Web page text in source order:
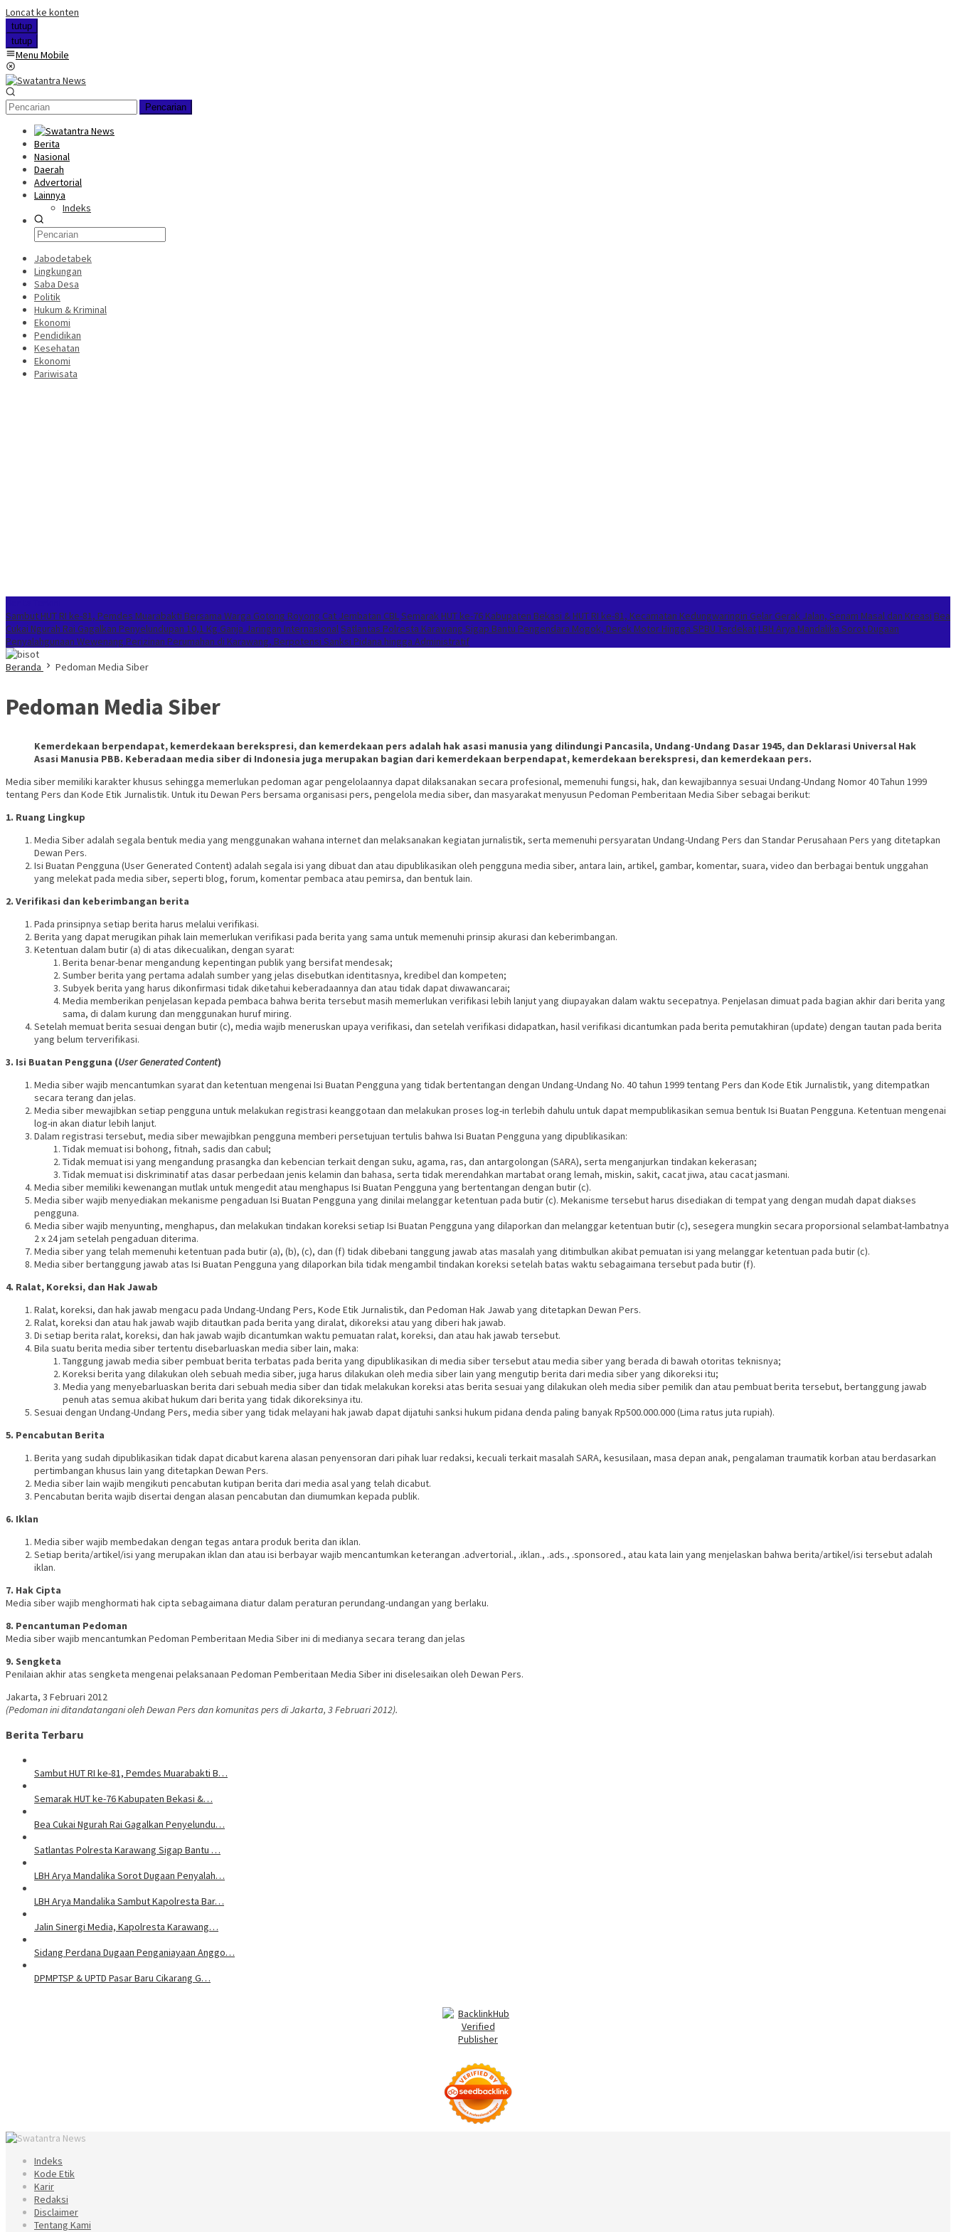
Loncat ke konten
tutup
tutup
Menu Mobile
Pencarian
Berita
Nasional
Daerah
Advertorial
Lainnya
Indeks
Jabodetabek
Lingkungan
Saba Desa
Politik
Hukum & Kriminal
Ekonomi
Pendidikan
Kesehatan
Ekonomi
Pariwisata
Sambut HUT RI ke-81, Pemdes Muarabakti Bersama Warga Gotong Royong Cat Jembatan CBLSemarak HUT ke-76 Kabupaten Bekasi & HUT RI ke-81, Kecamatan Kedungwaringin Gelar Gerak Jalan, Senam Masal dan Kreasi Bea
Cukai Ngurah Rai Gagalkan Penyelundupan 10,1 Kg Ganja Jaringan InternasionalSatlantas Polresta Karawang Sigap Bantu Pengendara Mogok, Derek Motor Hingga SPBU Terdekat LBH Arya Mandalika Sorot Dugaan
Penyalahgunaan Wewenang Perizinan Perumahan di Karawang, Berpotensi Sanksi Pidana hingga Administratif
Beranda
Pedoman Media Siber
Pedoman Media Siber
Kemerdekaan berpendapat, kemerdekaan berekspresi, dan kemerdekaan pers adalah hak asasi manusia yang dilindungi Pancasila, Undang-Undang Dasar 1945, dan Deklarasi Universal Hak
Asasi Manusia PBB. Keberadaan media siber di Indonesia juga merupakan bagian dari kemerdekaan berpendapat, kemerdekaan berekspresi, dan kemerdekaan pers.
Media siber memiliki karakter khusus sehingga memerlukan pedoman agar pengelolaannya dapat dilaksanakan secara profesional, memenuhi fungsi, hak, dan kewajibannya sesuai Undang-Undang Nomor 40 Tahun 1999
tentang Pers dan Kode Etik Jurnalistik. Untuk itu Dewan Pers bersama organisasi pers, pengelola media siber, dan masyarakat menyusun Pedoman Pemberitaan Media Siber sebagai berikut:
1. Ruang Lingkup
Media Siber adalah segala bentuk media yang menggunakan wahana internet dan melaksanakan kegiatan jurnalistik, serta memenuhi persyaratan Undang-Undang Pers dan Standar Perusahaan Pers yang ditetapkan
Dewan Pers.
Isi Buatan Pengguna (User Generated Content) adalah segala isi yang dibuat dan atau dipublikasikan oleh pengguna media siber, antara lain, artikel, gambar, komentar, suara, video dan berbagai bentuk unggahan
yang melekat pada media siber, seperti blog, forum, komentar pembaca atau pemirsa, dan bentuk lain.
2. Verifikasi dan keberimbangan berita
Pada prinsipnya setiap berita harus melalui verifikasi.
Berita yang dapat merugikan pihak lain memerlukan verifikasi pada berita yang sama untuk memenuhi prinsip akurasi dan keberimbangan.
Ketentuan dalam butir (a) di atas dikecualikan, dengan syarat:
Berita benar-benar mengandung kepentingan publik yang bersifat mendesak;
Sumber berita yang pertama adalah sumber yang jelas disebutkan identitasnya, kredibel dan kompeten;
Subyek berita yang harus dikonfirmasi tidak diketahui keberadaannya dan atau tidak dapat diwawancarai;
Media memberikan penjelasan kepada pembaca bahwa berita tersebut masih memerlukan verifikasi lebih lanjut yang diupayakan dalam waktu secepatnya. Penjelasan dimuat pada bagian akhir dari berita yang
sama, di dalam kurung dan menggunakan huruf miring.
Setelah memuat berita sesuai dengan butir (c), media wajib meneruskan upaya verifikasi, dan setelah verifikasi didapatkan, hasil verifikasi dicantumkan pada berita pemutakhiran (update) dengan tautan pada berita
yang belum terverifikasi.
3. Isi Buatan Pengguna (User Generated Content)
Media siber wajib mencantumkan syarat dan ketentuan mengenai Isi Buatan Pengguna yang tidak bertentangan dengan Undang-Undang No. 40 tahun 1999 tentang Pers dan Kode Etik Jurnalistik, yang ditempatkan
secara terang dan jelas.
Media siber mewajibkan setiap pengguna untuk melakukan registrasi keanggotaan dan melakukan proses log-in terlebih dahulu untuk dapat mempublikasikan semua bentuk Isi Buatan Pengguna. Ketentuan mengenai
log-in akan diatur lebih lanjut.
Dalam registrasi tersebut, media siber mewajibkan pengguna memberi persetujuan tertulis bahwa Isi Buatan Pengguna yang dipublikasikan:
Tidak memuat isi bohong, fitnah, sadis dan cabul;
Tidak memuat isi yang mengandung prasangka dan kebencian terkait dengan suku, agama, ras, dan antargolongan (SARA), serta menganjurkan tindakan kekerasan;
Tidak memuat isi diskriminatif atas dasar perbedaan jenis kelamin dan bahasa, serta tidak merendahkan martabat orang lemah, miskin, sakit, cacat jiwa, atau cacat jasmani.
Media siber memiliki kewenangan mutlak untuk mengedit atau menghapus Isi Buatan Pengguna yang bertentangan dengan butir (c).
Media siber wajib menyediakan mekanisme pengaduan Isi Buatan Pengguna yang dinilai melanggar ketentuan pada butir (c). Mekanisme tersebut harus disediakan di tempat yang dengan mudah dapat diakses
pengguna.
Media siber wajib menyunting, menghapus, dan melakukan tindakan koreksi setiap Isi Buatan Pengguna yang dilaporkan dan melanggar ketentuan butir (c), sesegera mungkin secara proporsional selambat-lambatnya
2 x 24 jam setelah pengaduan diterima.
Media siber yang telah memenuhi ketentuan pada butir (a), (b), (c), dan (f) tidak dibebani tanggung jawab atas masalah yang ditimbulkan akibat pemuatan isi yang melanggar ketentuan pada butir (c).
Media siber bertanggung jawab atas Isi Buatan Pengguna yang dilaporkan bila tidak mengambil tindakan koreksi setelah batas waktu sebagaimana tersebut pada butir (f).
4. Ralat, Koreksi, dan Hak Jawab
Ralat, koreksi, dan hak jawab mengacu pada Undang-Undang Pers, Kode Etik Jurnalistik, dan Pedoman Hak Jawab yang ditetapkan Dewan Pers.
Ralat, koreksi dan atau hak jawab wajib ditautkan pada berita yang diralat, dikoreksi atau yang diberi hak jawab.
Di setiap berita ralat, koreksi, dan hak jawab wajib dicantumkan waktu pemuatan ralat, koreksi, dan atau hak jawab tersebut.
Bila suatu berita media siber tertentu disebarluaskan media siber lain, maka:
Tanggung jawab media siber pembuat berita terbatas pada berita yang dipublikasikan di media siber tersebut atau media siber yang berada di bawah otoritas teknisnya;
Koreksi berita yang dilakukan oleh sebuah media siber, juga harus dilakukan oleh media siber lain yang mengutip berita dari media siber yang dikoreksi itu;
Media yang menyebarluaskan berita dari sebuah media siber dan tidak melakukan koreksi atas berita sesuai yang dilakukan oleh media siber pemilik dan atau pembuat berita tersebut, bertanggung jawab
penuh atas semua akibat hukum dari berita yang tidak dikoreksinya itu.
Sesuai dengan Undang-Undang Pers, media siber yang tidak melayani hak jawab dapat dijatuhi sanksi hukum pidana denda paling banyak Rp500.000.000 (Lima ratus juta rupiah).
5. Pencabutan Berita
Berita yang sudah dipublikasikan tidak dapat dicabut karena alasan penyensoran dari pihak luar redaksi, kecuali terkait masalah SARA, kesusilaan, masa depan anak, pengalaman traumatik korban atau berdasarkan
pertimbangan khusus lain yang ditetapkan Dewan Pers.
Media siber lain wajib mengikuti pencabutan kutipan berita dari media asal yang telah dicabut.
Pencabutan berita wajib disertai dengan alasan pencabutan dan diumumkan kepada publik.
6. Iklan
Media siber wajib membedakan dengan tegas antara produk berita dan iklan.
Setiap berita/artikel/isi yang merupakan iklan dan atau isi berbayar wajib mencantumkan keterangan .advertorial., .iklan., .ads., .sponsored., atau kata lain yang menjelaskan bahwa berita/artikel/isi tersebut adalah
iklan.
7. Hak Cipta
Media siber wajib menghormati hak cipta sebagaimana diatur dalam peraturan perundang-undangan yang berlaku.
8. Pencantuman Pedoman
Media siber wajib mencantumkan Pedoman Pemberitaan Media Siber ini di medianya secara terang dan jelas
9. Sengketa
Penilaian akhir atas sengketa mengenai pelaksanaan Pedoman Pemberitaan Media Siber ini diselesaikan oleh Dewan Pers.
Jakarta, 3 Februari 2012
(Pedoman ini ditandatangani oleh Dewan Pers dan komunitas pers di Jakarta, 3 Februari 2012).
Berita Terbaru
Sambut HUT RI ke-81, Pemdes Muarabakti B…
Semarak HUT ke-76 Kabupaten Bekasi &…
Bea Cukai Ngurah Rai Gagalkan Penyelundu…
Satlantas Polresta Karawang Sigap Bantu …
LBH Arya Mandalika Sorot Dugaan Penyalah…
LBH Arya Mandalika Sambut Kapolresta Bar…
Jalin Sinergi Media, Kapolresta Karawang…
Sidang Perdana Dugaan Penganiayaan Anggo…
DPMPTSP & UPTD Pasar Baru Cikarang G…
Indeks
Kode Etik
Karir
Redaksi
Disclaimer
Tentang Kami